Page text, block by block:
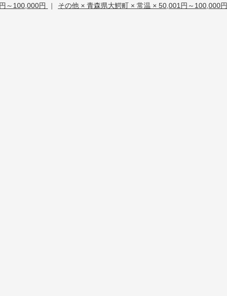
～100,000円
| その他 × 青森県大鰐町 × 常温 × 50,001円～100,000円